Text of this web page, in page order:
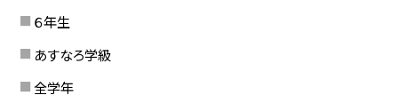
６年生
あすなろ学級
全学年